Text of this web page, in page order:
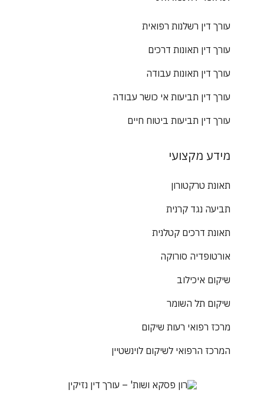
עורך דין רשלנות רפואית
עורך דין תאונות דרכים
עורך דין תאונות עבודה
עורך דין תביעות אי כושר עבודה
עורך דין תביעות ביטוח חיים
מידע מקצועי
תאונת טרקטורון
תביעה נגד קרנית
תאונת דרכים קטלנית
אורטופדיה סורוקה
שיקום איכילוב
שיקום תל השומר
מרכז רפואי רעות שיקום
המרכז הרפואי לשיקום לוינשטיין